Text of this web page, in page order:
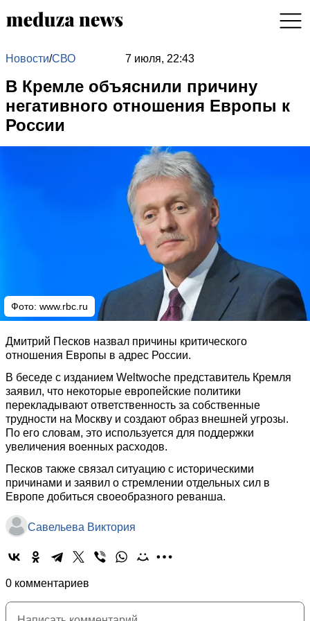
Новости/СВО 7 июля, 22:43
В Кремле объяснили причину
негативного отношения Европы к
России
Фото: www.rbc.ru
Дмитрий Песков назвал причины критического
отношения Европы в адрес России.
В беседе с изданием Weltwoche представитель Кремля
заявил, что некоторые европейские политики
перекладывают ответственность за собственные
трудности на Москву и создают образ внешней угрозы.
По его словам, это используется для поддержки
увеличения военных расходов.
Песков также связал ситуацию с историческими
причинами и заявил о стремлении отдельных сил в
Европе добиться своеобразного реванша.
Савельева Виктория
0 комментариев